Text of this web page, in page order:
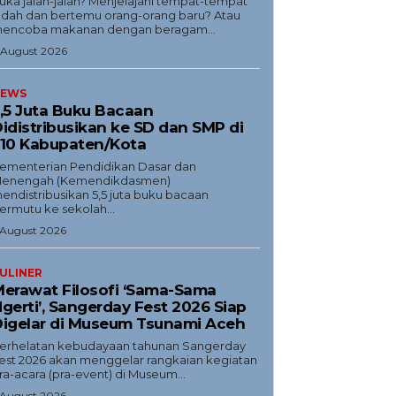
dan bertemu orang-orang baru? Atau
makanan dengan beragam...
2026
Juta Buku Bacaan
ke SD dan SMP di
Kabupaten/Kota
Pendidikan Dasar dan
(Kemendikdasmen)
5,5 juta buku bacaan
ke sekolah...
2026
Filosofi ‘Sama-Sama
Sangerday Fest 2026 Siap
di Museum Tsunami Aceh
kebudayaan tahunan Sangerday
2026 akan menggelar rangkaian kegiatan
acara (pra-event) di Museum...